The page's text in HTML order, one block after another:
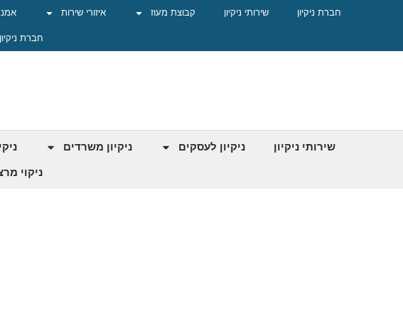
חברת ניקיון שירותי ניקיון קבוצת מעוז איזורי שירות
חברת
שירותי ניקיון ניקיון לעסקים ניקיון משרדים
ניקוי